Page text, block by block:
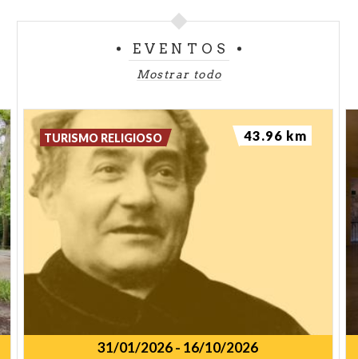
EVENTOS
Mostrar todo
31/01/2026- 16/10/2026
TURISMO RELIGIOSO 43.96 km